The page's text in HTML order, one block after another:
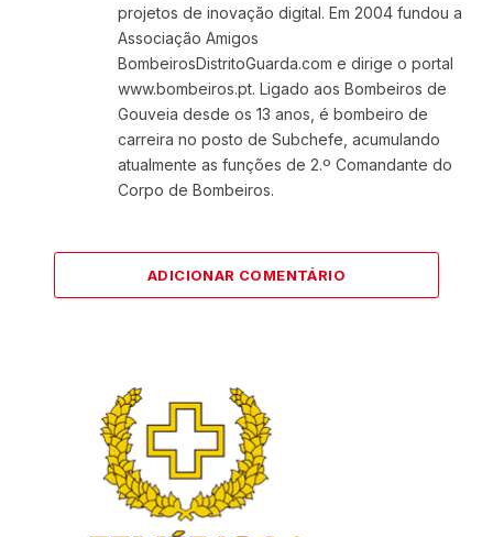
projetos de inovação digital. Em 2004 fundou a
Associação Amigos
BombeirosDistritoGuarda.com e dirige o portal
www.bombeiros.pt. Ligado aos Bombeiros de
Gouveia desde os 13 anos, é bombeiro de
carreira no posto de Subchefe, acumulando
atualmente as funções de 2.º Comandante do
Corpo de Bombeiros.
ADICIONAR COMENTÁRIO